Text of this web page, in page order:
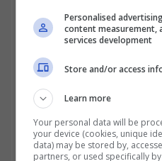
Selipsky ha lavorato
Personalised
content measurement,
services development
Store and/or access
Learn more
Your personal data will be
your device (cookies, unique
data) may be stored by,
partners, or used specifically